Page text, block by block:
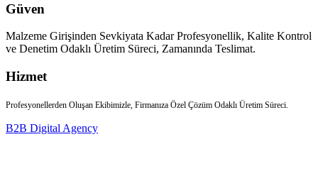
Güven
Malzeme Girişinden Sevkiyata Kadar Profesyonellik, Kalite Kontrol
ve Denetim Odaklı Üretim Süreci, Zamanında Teslimat.
Hizmet
Profesyonellerden Oluşan Ekibimizle, Firmanıza Özel Çözüm Odaklı Üretim Süreci.
B2B Digital Agency